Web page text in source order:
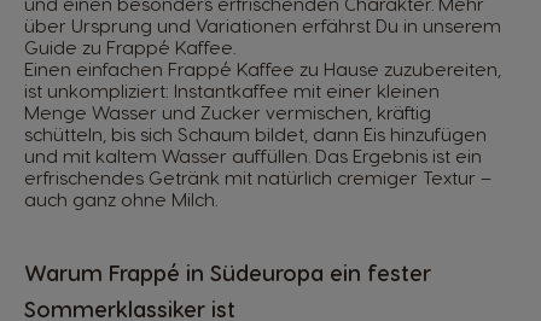
über Ursprung und Variationen erfährst Du in unserem
Guide zu Frappé Kaffee.
Einen einfachen Frappé Kaffee zu Hause zuzubereiten,
ist unkompliziert: Instantkaffee mit einer kleinen
Menge Wasser und Zucker vermischen, kräftig
schütteln, bis sich Schaum bildet, dann Eis hinzufügen
und mit kaltem Wasser auffüllen. Das Ergebnis ist ein
erfrischendes Getränk mit natürlich cremiger Textur –
auch ganz ohne Milch.
Warum Frappé in Südeuropa ein fester
Sommerklassiker ist